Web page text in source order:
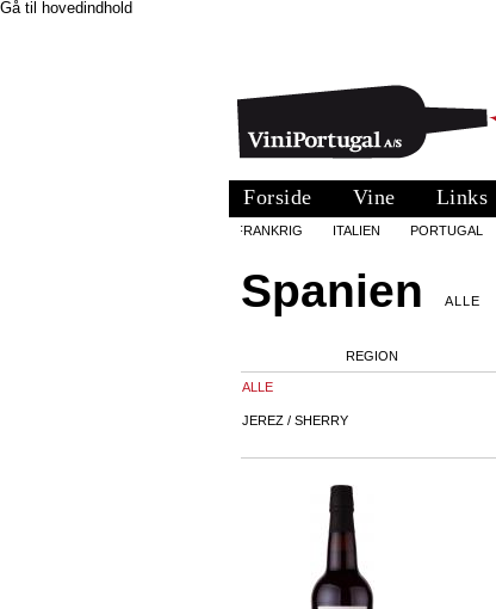
Gå til hovedindhold
Forside Vine Links
FRANKRIG ITALIEN PORTUGAL
Spanien ALLE
REGION
ALLE
JEREZ / SHERRY